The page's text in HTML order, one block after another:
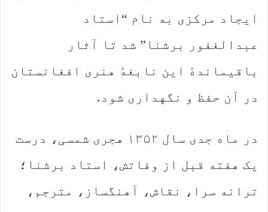
ایجاد مرکزی به نام “استاد
عبدالغفور برشنا” شد تا آثار
باقیماندهٔ این نابغهٔ هنری افغانستان
در آن حفظ و نگهداری شود.
در ماه جدی سال ۱۳۵۲ هجری شمسی، درست
یک هفته قبل از وفاتش، استاد برشنا؛
ترانه سرا، نقاش، آهنگساز، مترجم،